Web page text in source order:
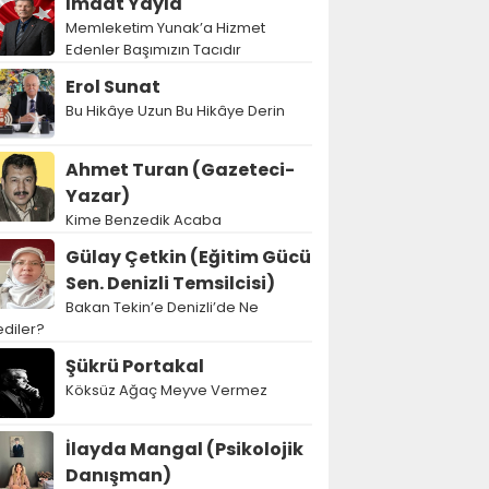
Memleketim Yunak’a Hizmet
Edenler Başımızın Tacıdır
Erol Sunat
Bu Hikâye Uzun Bu Hikâye Derin
Ahmet Turan (Gazeteci-
Yazar)
Kime Benzedik Acaba
Gülay Çetkin (Eğitim Gücü
Sen. Denizli Temsilcisi)
Bakan Tekin’e Denizli’de Ne
Şükrü Portakal
Köksüz Ağaç Meyve Vermez
İlayda Mangal (Psikolojik
Danışman)